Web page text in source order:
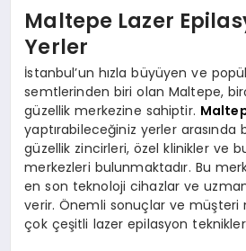
Maltepe Lazer
Yerler
İstanbul’un hızla büyüyen ve
semtlerinden biri olan Maltepe,
güzellik merkezine sahiptir.
yaptırabileceğiniz yerler arasında
güzellik zincirleri, özel klinikler ve
merkezleri bulunmaktadır. Bu
en son teknoloji cihazlar ve
verir. Önemli sonuçlar ve
çok çeşitli lazer epilasyon